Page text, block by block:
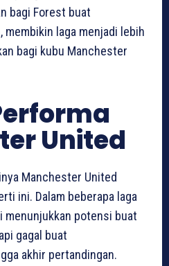
bagi Forest buat
membikin laga menjadi lebih
bagi kubu Manchester
United
Manchester United
ini. Dalam beberapa laga
menunjukkan potensi buat
gagal buat
akhir pertandingan.